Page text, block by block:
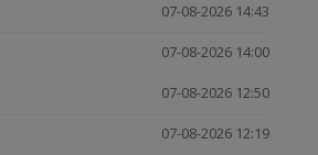
07-08-2026 14:43
07-08-2026 14:00
07-08-2026 12:50
07-08-2026 12:19